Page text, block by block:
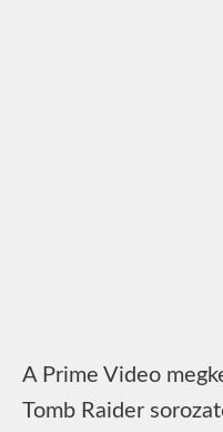
A Prime Video
Tomb Raider